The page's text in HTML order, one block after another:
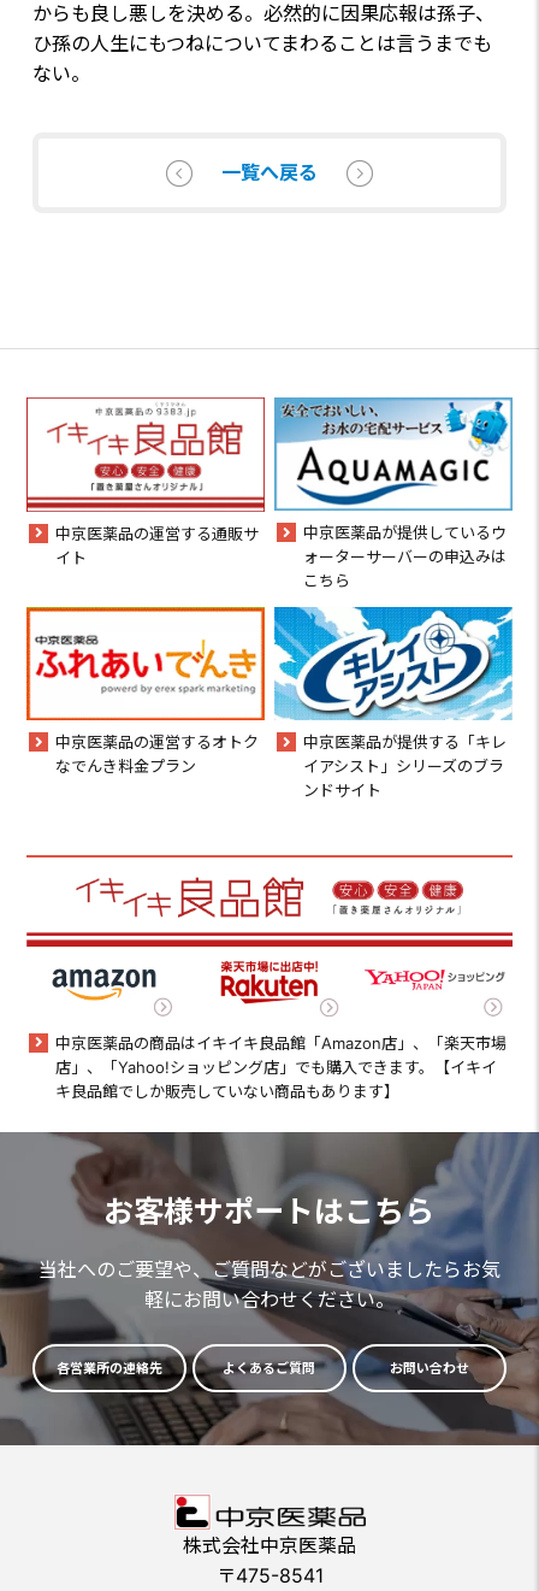
からも良し悪しを決める。必然的に因果応報は孫子、
ひ孫の人生にもつねについてまわることは言うまでも
ない。
一覧へ戻る
中京医薬品の運営する通販サ
イト
中京医薬品が提供しているウ
ォーターサーバーの申込みは
こちら
中京医薬品の運営するオトク
なでんき料金プラン
中京医薬品が提供する「キレ
イアシスト」シリーズのブラ
ンドサイト
中京医薬品の商品はイキイキ良品館「Amazon店」、「楽天市場
店」、「Yahoo!ショッピング店」でも購入できます。【イキイ
キ良品館でしか販売していない商品もあります】
お客様サポートはこちら
当社へのご要望や、ご質問などがございましたらお気
軽にお問い合わせください。
各営業所の連絡先 よくあるご質問 お問い合わせ
株式会社中京医薬品
〒475-8541